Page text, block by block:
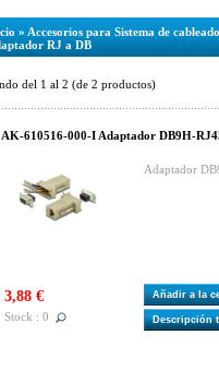
» Accesorios para Sistema de
RJ a DB
del 1 al 2 (de 2 productos)
AK-610516-000-I Adaptador DB9H-
Adaptador
3,88 €
Stock : 0
Añadir a la
Descripción